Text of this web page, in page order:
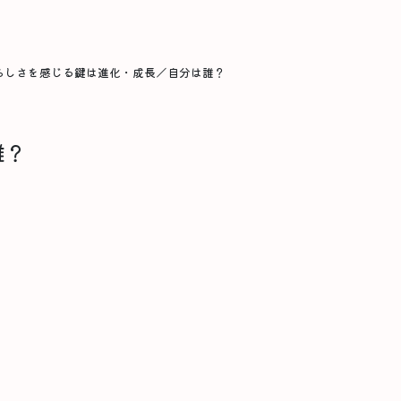
しさを感じる鍵は進化・成長／自分は誰？